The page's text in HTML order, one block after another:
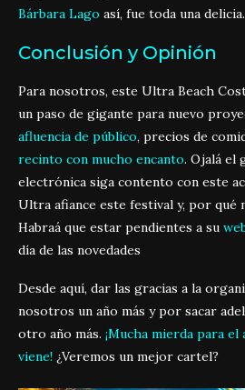
Bárbara Lago así, fue toda una delicia.
Conclusión y Opinión
Para nosotros, este Ultra Beach
un paso de gigante para nuevo
afluencia de público, precios de
recinto con mucho encanto. Ojalá el
electrónica siga contento con este
Ultra afiance este festival y, por qué
Habraá que estar pendientes a su
día de las novedades
Desde aquí, dar las gracias a la
nosotros un año más y por sacar
otro año más. ¡Mucha mierda para el
viene! ¿Veremos un mejor cartel?